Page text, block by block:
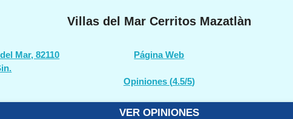
Villas del Mar Cerritos Mazatlàn
Mar, 82110
Página Web
Opiniones (4.5/5)
VER OPINIONES